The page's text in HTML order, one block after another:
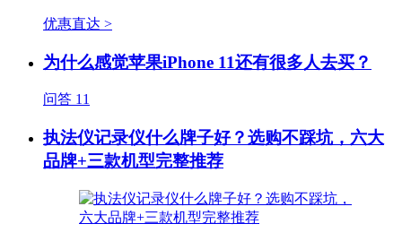
优惠直达 >
为什么感觉苹果iPhone 11还有很多人去买？
问答 11
执法仪记录仪什么牌子好？选购不踩坑，六大
品牌+三款机型完整推荐